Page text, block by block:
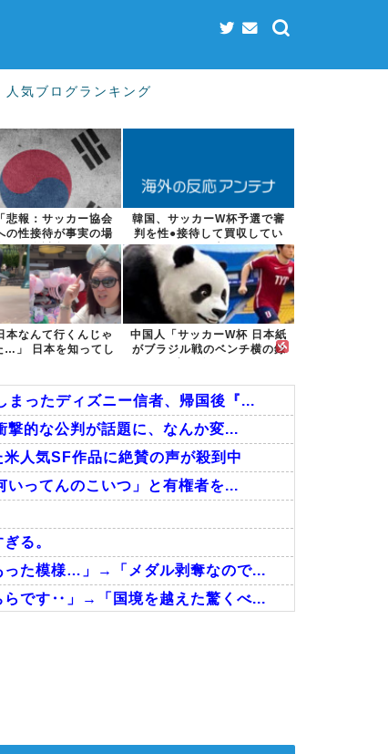
人気ブログランキング
悲報：サッカー協会
の性接待が事実の場
、国際試合...
韓国、サッカーW杯予選で審
判を性●接待して買収してい
たことが判明...
本なんて行くんじゃ
…」 日本を知ってし
中国人「サッカーW杯 日本紙
がブラジル戦のベンチ横の録
ったディズニー信者、帰国後『...
撃的な公判が話題に、なんか変...
人気SF作品に絶賛の声が殺到中
いってんのこいつ」と有権者を...
る。
った模様…」→「メダル剥奪なので...
らです‥」→「国境を越えた驚くべ...